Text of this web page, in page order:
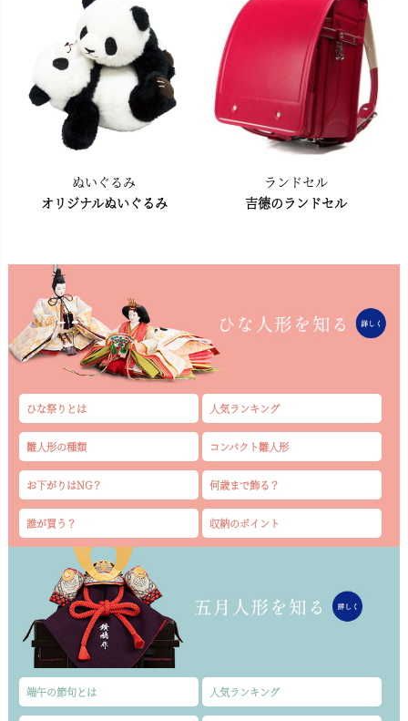
ぬいぐるみ
オリジナルぬいぐるみ
ランドセル
吉德のランドセル
ひな祭りとは 人気ランキング
雛人形の種類 コンパクト雛人形
お下がりはNG？ 何歳まで飾る？
誰が買う？ 収納のポイント
端午の節句とは 人気ランキング